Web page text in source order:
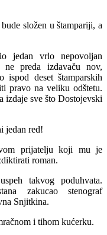
složen u štampariji, a
jedan vrlo nepovoljan
preda izdavaču nov,
deset štamparskih
pravo na veliku odštetu.
izdaje sve što Dostojevski
jedan red!
prijatelju koji mu je
roman.
takvog poduhvata.
zakucao stenograf
Snjitkina.
i tihom kućerku.